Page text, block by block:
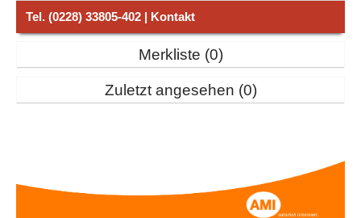
Tel. (0228) 33805-402 | Kontakt
Merkliste 0
Zuletzt angesehen 0